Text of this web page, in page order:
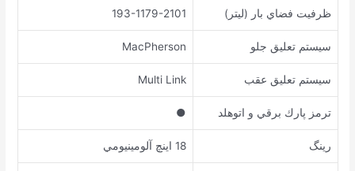
ﻇﺮﻓﻴﺖ ﻓﻀﺎﻱ ﺑﺎﺭ (ﻟﻴﺘﺮ) 193-1179-2101
ﺳﻴﺴﺘﻢ ﺗﻌﻠﻴﻖ ﺟﻠﻮ MacPherson
ﺳﻴﺴﺘﻢ ﺗﻌﻠﻴﻖ ﻋﻘﺐ Multi Link
ﺗﺮﻣﺰ ﭘﺎﺭﻙ ﺑﺮﻗﻲ ﻭ ﺍﺗﻮﻫﻠﺪ ●
ﺭﻳﻨﮓ 18 ﺍﻳﻨﭻ ﺁﻟﻮﻣﻴﻨﻴﻮﻣﻲ